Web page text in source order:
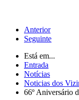
Anterior
Seguinte
Está em...
Entrada
Notícias
Noticias dos
66º Aniversário